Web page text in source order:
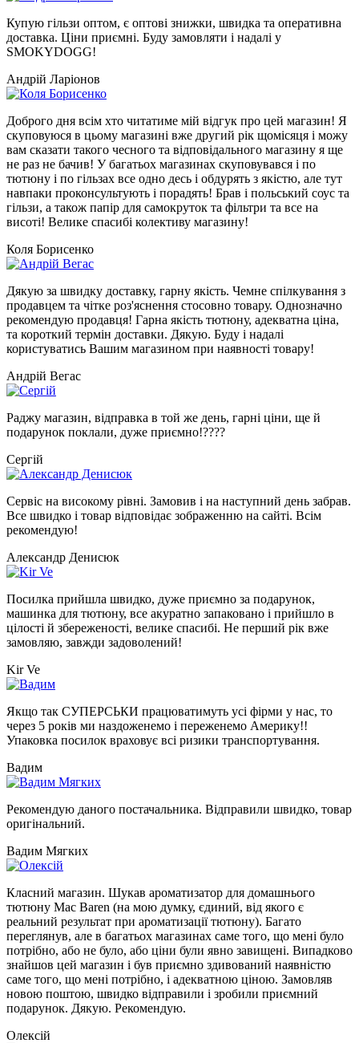
Купую гільзи оптом, є оптові знижки, швидка та оперативна
доставка. Ціни приємні. Буду замовляти і надалі у
SMOKYDOGG!
Андрій Ларіонов
Доброго дня всім хто читатиме мій відгук про цей магазин! Я
скуповуюся в цьому магазині вже другий рік щомісяця і можу
вам сказати такого чесного та відповідального магазину я ще
не раз не бачив! У багатьох магазинах скуповувався і по
тютюну і по гільзах все одно десь і обдурять з якістю, але тут
навпаки проконсультують і порадять! Брав і польський соус та
гільзи, а також папір для самокруток та фільтри та все на
висоті! Велике спасибі колективу магазину!
Коля Борисенко
Дякую за швидку доставку, гарну якість. Чемне спілкування з
продавцем та чітке роз'яснення стосовно товару. Однозначно
рекомендую продавця! Гарна якість тютюну, адекватна ціна,
та короткий термін доставки. Дякую. Буду і надалі
користуватись Вашим магазином при наявності товару!
Андрій Вегас
Раджу магазин, відправка в той же день, гарні ціни, ще й
подарунок поклали, дуже приємно!????
Сергій
Сервіс на високому рівні. Замовив і на наступний день забрав.
Все швидко і товар відповідає зображенню на сайті. Всім
рекомендую!
Александр Денисюк
Посилка прийшла швидко, дуже приємно за подарунок,
машинка для тютюну, все акуратно запаковано і прийшло в
цілості й збереженості, велике спасибі. Не перший рік вже
замовляю, завжди задоволений!
Kir Ve
Якщо так СУПЕРСЬКИ працюватимуть усі фірми у нас, то
через 5 років ми наздоженемо і переженемо Америку!!
Упаковка посилок враховує всі ризики транспортування.
Вадим
Рекомендую даного постачальника. Відправили швидко, товар
оригінальний.
Вадим Мягких
Класний магазин. Шукав ароматизатор для домашнього
тютюну Mac Baren (на мою думку, єдиний, від якого є
реальний результат при ароматизації тютюну). Багато
переглянув, але в багатьох магазинах саме того, що мені було
потрібно, або не було, або ціни були явно завищені. Випадково
знайшов цей магазин і був приємно здивований наявністю
саме того, що мені потрібно, і адекватною ціною. Замовляв
новою поштою, швидко відправили і зробили приємний
подарунок. Дякую. Рекомендую.
Олексій